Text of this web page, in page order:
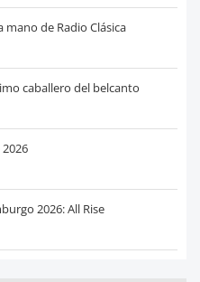
mano de Radio Clásica
caballero del belcanto
2026: All Rise